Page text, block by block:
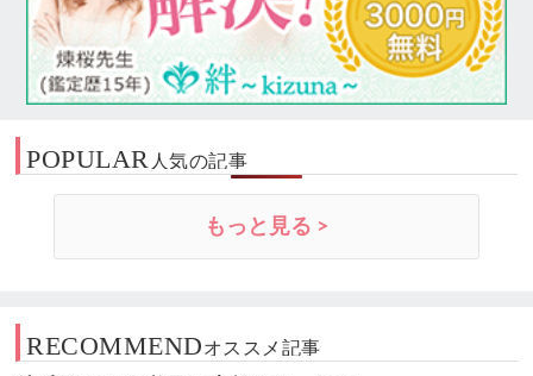
POPULAR 人気の記事
もっと見る >
RECOMMENDオススメ記事